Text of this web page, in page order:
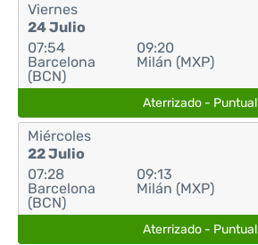
Viernes
24 Julio
07:54
Barcelona
(BCN)
09:20
Milán (MXP)
Aterrizado - Puntual
Miércoles
22 Julio
07:28
Barcelona
(BCN)
09:13
Milán (MXP)
Aterrizado - Puntual